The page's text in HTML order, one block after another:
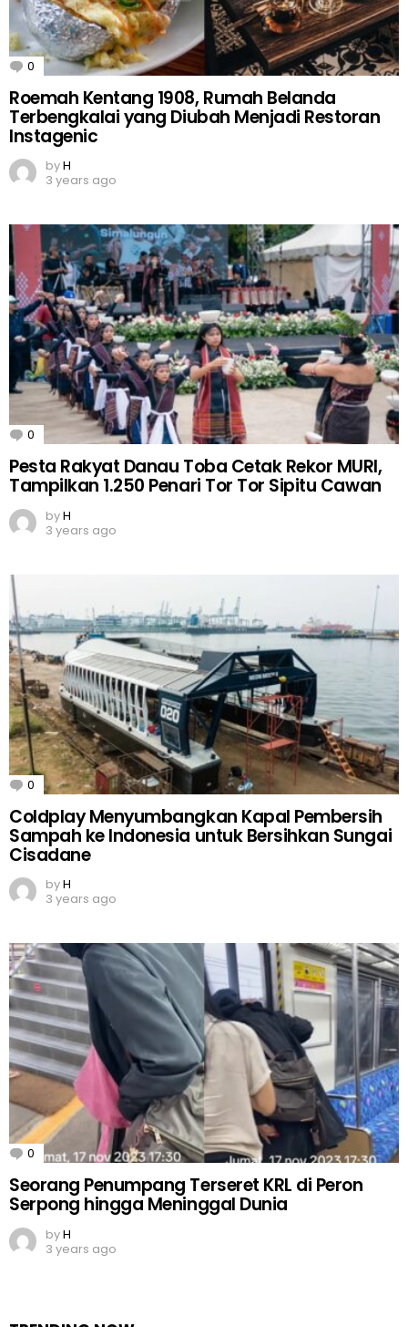
0 Comments
Roemah Kentang 1908, Rumah Belanda
Terbengkalai yang Diubah Menjadi Restoran
Instagenic
byH
3 years ago
0 Comments
Pesta Rakyat Danau Toba Cetak Rekor MURI,
Tampilkan 1.250 Penari Tor Tor Sipitu Cawan
byH
3 years ago
0 Comments
Coldplay Menyumbangkan Kapal Pembersih
Sampah ke Indonesia untuk Bersihkan Sungai
Cisadane
byH
3 years ago
0 Comments
Seorang Penumpang Terseret KRL di Peron
Serpong hingga Meninggal Dunia
byH
3 years ago